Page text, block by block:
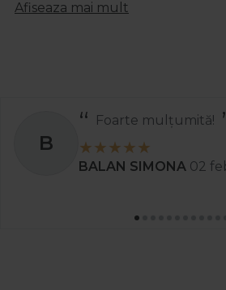
Afiseaza mai mult
B
Foarte mulțumită!
BALAN SIMONA 02